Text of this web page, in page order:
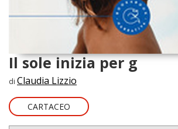
Il sole inizia per g
di Claudia Lizzio
CARTACEO